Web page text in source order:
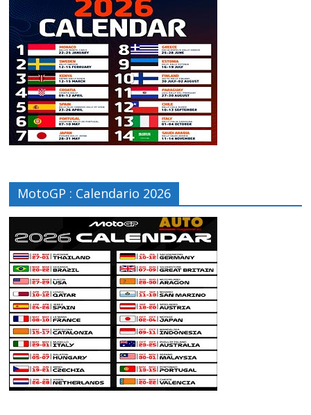
MotoGP : Calendario 2026